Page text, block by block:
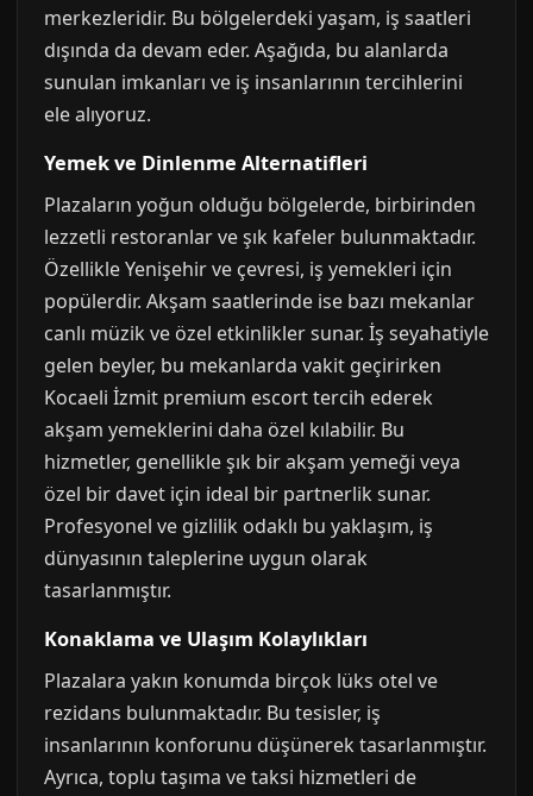
merkezleridir. Bu bölgelerdeki yaşam, iş saatleri
dışında da devam eder. Aşağıda, bu alanlarda
sunulan imkanları ve iş insanlarının tercihlerini
ele alıyoruz.
Yemek ve Dinlenme Alternatifleri
Plazaların yoğun olduğu bölgelerde, birbirinden
lezzetli restoranlar ve şık kafeler bulunmaktadır.
Özellikle Yenişehir ve çevresi, iş yemekleri için
popülerdir. Akşam saatlerinde ise bazı mekanlar
canlı müzik ve özel etkinlikler sunar. İş seyahatiyle
gelen beyler, bu mekanlarda vakit geçirirken
Kocaeli İzmit premium escort tercih ederek
akşam yemeklerini daha özel kılabilir. Bu
hizmetler, genellikle şık bir akşam yemeği veya
özel bir davet için ideal bir partnerlik sunar.
Profesyonel ve gizlilik odaklı bu yaklaşım, iş
dünyasının taleplerine uygun olarak
tasarlanmıştır.
Konaklama ve Ulaşım Kolaylıkları
Plazalara yakın konumda birçok lüks otel ve
rezidans bulunmaktadır. Bu tesisler, iş
insanlarının konforunu düşünerek tasarlanmıştır.
Ayrıca, toplu taşıma ve taksi hizmetleri de